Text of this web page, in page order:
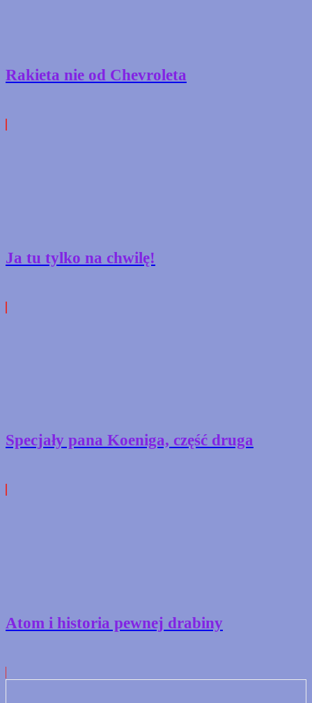
Rakieta nie od Chevroleta
Ja tu tylko na chwilę!
Specjały pana Koeniga, część druga
Atom i historia pewnej drabiny